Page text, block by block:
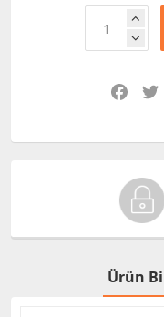
Ürün